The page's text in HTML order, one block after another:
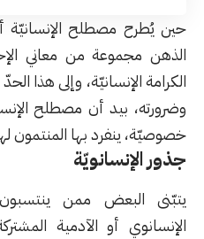
حين يُطرح مصطلح الإنسانيّة
الذهن مجموعة من معاني
الكرامة الإنسانيّة، وإلى هذا
وضرورته، بيد أن مصطلح
خصوصيّة، ينفرد بها المنتمون
جذور الإنسانويّة
يتبّنى البعض ممن
الإنسانوي أو الآدمية